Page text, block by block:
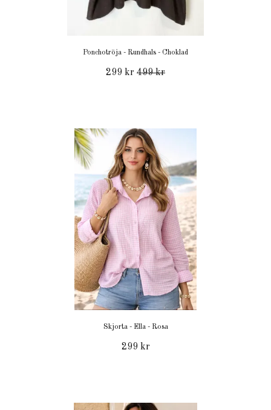
Ponchotröja - Rundhals - Choklad
299 kr 499 kr
Skjorta - Ella - Rosa
299 kr